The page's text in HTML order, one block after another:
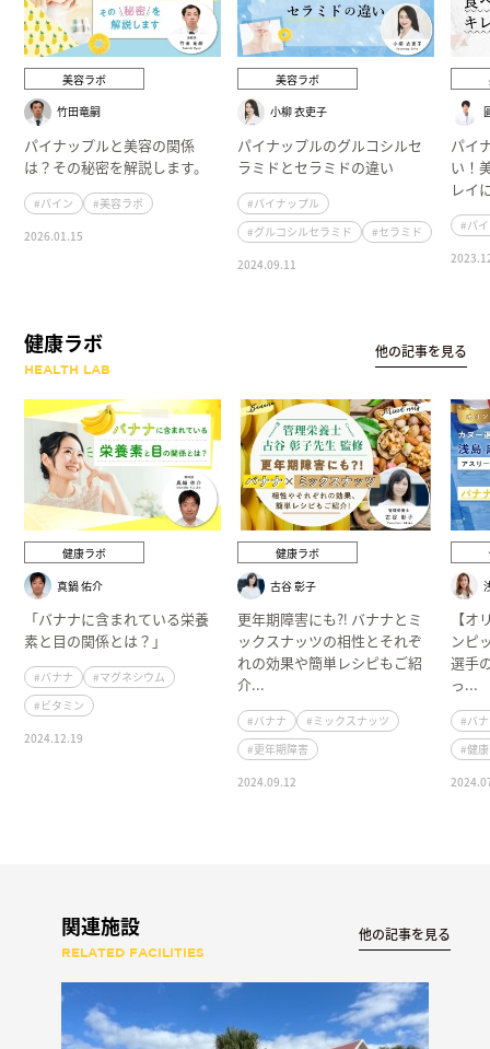
美容ラボ
竹田竜嗣
パイナップルと美容の関係
は？その秘密を解説します。
#パイン
#美容ラボ
2026.01.15
美容ラボ
小柳 衣吏子
パイナップルのグルコシルセ
ラミドとセラミドの違い
#パイナップル
#グルコシルセラミド
#セラミド
2024.09.11
パイ
い！
レイ
#パ
健康ラボ
HEALTH LAB
他の記事を見る
健康ラボ
真鍋 佑介
「バナナに含まれている栄養
素と目の関係とは？」
#バナナ
#マグネシウム
#ビタミン
2024.12.19
健康ラボ
古谷 彰子
更年期障害にも⁈ バナナとミ
ックスナッツの相性とそれぞ
れの効果や簡単レシピもご紹
介...
#バナナ
#ミックスナッツ
#更年期障害
2024.09.12
【
ンピ
選手
っ...
#バ
#健
関連施設
RELATED FACILITIES
他の記事を見る